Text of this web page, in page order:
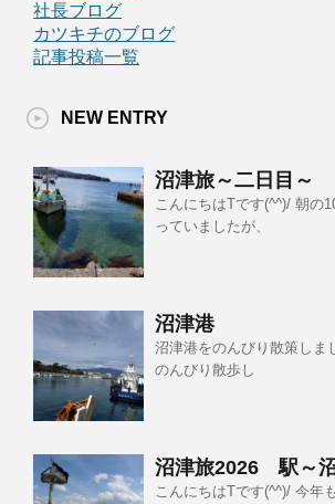
社長ブログ
カツキチのブログ
記事投稿一覧
NEW ENTRY
沼津旅～二日目～
こんにちはTです(^^)/ 朝の
っていましたが、
沼津港
沼津港をのんびり散策しま
のんびり散歩し
沼津旅2026 駅～
こんにちはTです(^^)/ 今年